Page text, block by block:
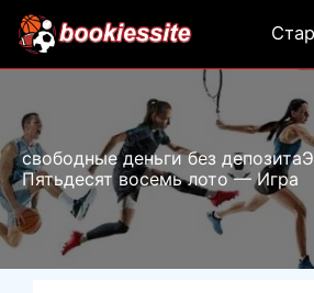
Перейти
содержимому
свободные деньги без
Пятьдесят восемь лото — Игра